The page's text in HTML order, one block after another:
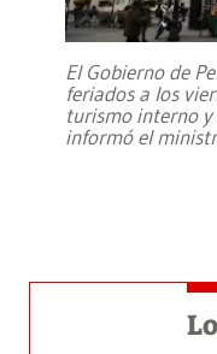
El Gobierno de
feriados a los
turismo interno
informó el